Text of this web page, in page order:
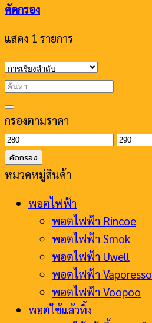
คัดกรอง
แสดง 1 รายการ
ค้นหา:
กรองตามราคา
ราคา
ต่ำ
สุด
ราคา
คัดกรอง
หมวดหมู่สินค้า
พอตไฟฟ้า
พอตไฟฟ้า Rincoe
พอตไฟฟ้า Smok
พอตไฟฟ้า Uwell
พอตไฟฟ้า Vaporesso
พอตไฟฟ้า Voopoo
พอตใช้แล้วทิ้ง